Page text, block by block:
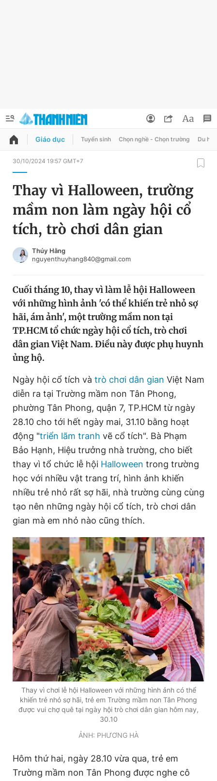
QUẢNG CÁO ĐẶT BÁO
Chuyên mục
Chuyên mục khác
Chào ngày mới
Video Magazine
Sản phẩm khác
Tiện ích
Thông tin tòa soạn Liên hệ quảng cáo
Đọc Thanh Niên trên điện thoại
Theo dõi báo trên
Hotline
0906 645 777
Liên hệ quảng cáo
0908 780 404
Đặt báo Quảng cáo RSS Tòa soạn Chính sách bảo
Tổng biên tập: Nguyễn Ngọc Toàn
Phó tổng biên tập thường trực: Hải Thành
Phó tổng biên tập: Lâm Hiếu Dũng
Phó tổng biên tập: Trần Việt Hưng
Tổng thư ký tòa soạn: Đức Trung
Giấy phép xuất bản số 110/GP - BTTTT cấp ngày 24.3.2020
© 2003-2026 Bản quyền thuộc về Báo Thanh Niên. Cấm sao
chép dưới mọi hình thức nếu không có sự chấp thuận bằng văn
bản. Phát triển bởi ePi Technologies, JSC.
Đổi mật khẩu
Tin đã lưu
Tin đã xem
Đăng xuất
Giáo dục Tuyển sinh Chọn nghề - Chọn trường Du học
30/10/2024 19:57 GMT+7
Thay vì Halloween, trường
mầm non làm ngày hội cổ
tích, trò chơi dân gian
Thúy Hằng
nguyenthuyhang840@gmail.com
Cuối tháng 10, thay vì làm lễ hội Halloween
với những hình ảnh 'có thể khiến trẻ nhỏ sợ
hãi, ám ảnh', một trường mầm non tại
TP.HCM tổ chức ngày hội cổ tích, trò chơi
dân gian Việt Nam. Điều này được phụ huynh
ủng hộ.
Ngày hội cổ tích và trò chơi dân gian Việt Nam
diễn ra tại Trường mầm non Tân Phong,
phường Tân Phong, quận 7, TP.HCM từ ngày
28.10 cho tới hết ngày mai, 31.10 bằng hoạt
động "triển lãm tranh vẽ cổ tích". Bà Phạm
Bảo Hạnh, Hiệu trưởng nhà trường, cho biết
thay vì tổ chức lễ hội Halloween trong trường
học với nhiều vật trang trí, hình ảnh khiến
nhiều trẻ nhỏ rất sợ hãi, nhà trường cùng cùng
tạo nên những ngày hội cổ tích, trò chơi dân
gian mà em nhỏ nào cũng thích.
Thay vì chơi lễ hội Halloween với những hình ảnh có thể
khiến trẻ nhỏ sợ hãi, trẻ em Trường mầm non Tân Phong
được vui chợ quê tại ngày hội trò chơi dân gian hôm nay,
30.10
ẢNH: PHƯƠNG HÀ
Hôm thứ hai, ngày 28.10 vừa qua, trẻ em
Trường mầm non Tân Phong được nghe cô